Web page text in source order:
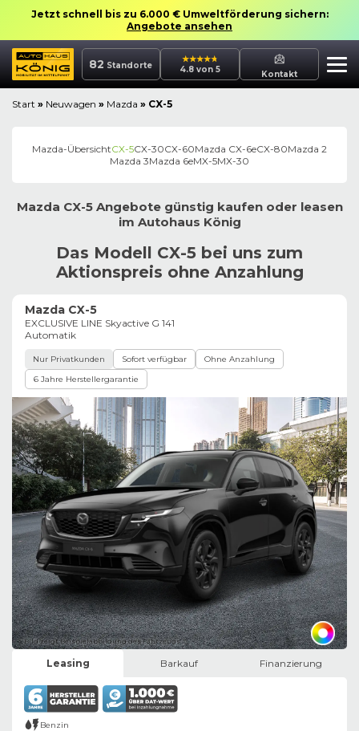
Jetzt schnell bis zu 6.000 € Umweltförderung sichern:
Angebote ansehen
82 Standorte 4.8 von 5 Kontakt
Start » Neuwagen » Mazda » CX-5
Mazda-ÜbersichtCX-5CX-30CX-60Mazda CX-6eCX-80Mazda 2
Mazda 3Mazda 6eMX-5MX-30
Mazda CX-5 Angebote günstig kaufen oder leasen
im Autohaus König
Das Modell CX-5 bei uns zum
Aktionspreis ohne Anzahlung
Mazda CX-5
EXCLUSIVE LINE Skyactive G 141
Automatik
Nur Privatkunden Sofort verfügbar
Ohne Anzahlung
6 Jahre Herstellergarantie
Bild zeigt Beispielabbildung des Fahrzeugs
Leasing Barkauf Finanzierung
Benzin